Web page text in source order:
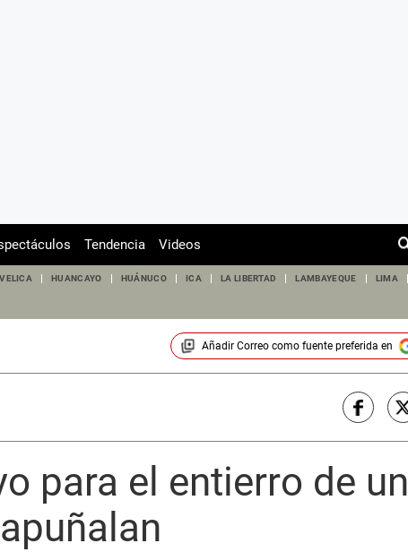
Tendencia Videos
HUANCAYO HUÁNUCO ICA LA LIBERTAD LAMBAYEQUE LIMA
Añadir Correocomo fuente preferida en
para el entierro de un